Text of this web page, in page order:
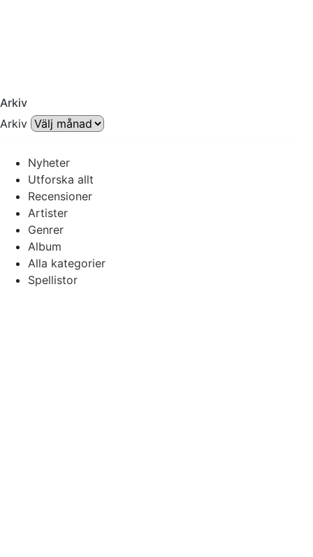
Arkiv
Arkiv
Nyheter
Utforska allt
Recensioner
Artister
Genrer
Album
Alla kategorier
Spellistor